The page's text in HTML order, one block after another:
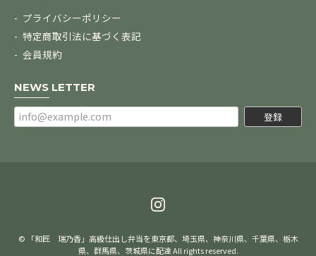
プライバシーポリシー
特定商取引法に基づく表記
会員規約
NEWS LETTER
登録
© 「和匠 瑞乃香」高級仕出し弁当を東京都、埼玉県、神奈川県、千葉県、栃木
県、群馬県、茨城県に配達 All rights reserved.